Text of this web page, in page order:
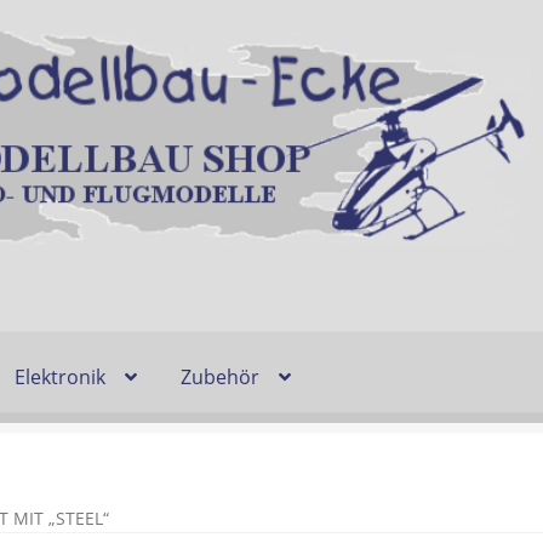
Elektronik Zubehör
Lieferzeit & Verfügbarkeit
MIT „STEEL“